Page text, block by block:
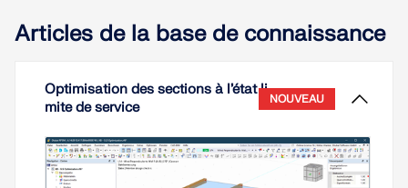
Articles de la base de connaissance
Optimisation des sections à l’état li
mite de service
NOUVEAU